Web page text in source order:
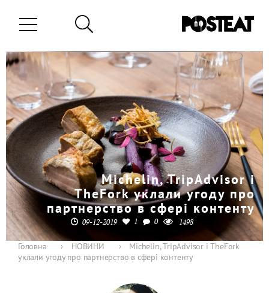
Michelin, TripAdvisor і
TheFork уклали угоду про
партнерство в сфері контенту
09-12-2019 1 0 1498
Головна › НОВИНИ ›
Michelin, TripAdvisor і TheFork
уклали угоду про партнерство в сфері контенту